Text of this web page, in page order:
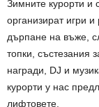
Зимните курорти и
организират игри
дърпане на въже,
топки, състезания
награди, DJ и
курорти у нас
лифтовете.